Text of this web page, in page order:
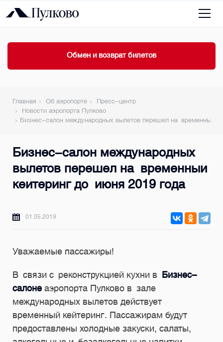
Обмен и возврат билетов
Главная Об аэропорте
Пресс-центр
Новости аэропорта Пулково
Бизнес-салон международных вылетов перешел на временный
Бизнес-салон международных
вылетов перешел на временный
кейтеринг до июня 2019 года
01.05.2019
Уважаемые пассажиры!
В связи с реконструкцией кухни в Бизнес-
салонеаэропорта Пулково в зале
международных вылетов действует
временный кейтеринг. Пассажирам будут
предоставлены холодные закуски, салаты,